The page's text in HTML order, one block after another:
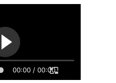
00:00 / 00:00